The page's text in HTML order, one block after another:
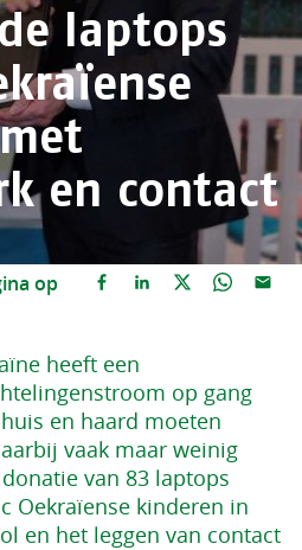
laptops
en contact
op
heeft een
op gang
en haard moeten
vaak maar weinig
van 83 laptops
Oekraïense kinderen in
en het leggen van contact